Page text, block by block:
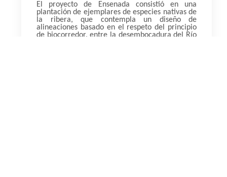
El proyecto de Ensenada consistió en una
plantación de ejemplares de especies nativas de
la ribera, que contempla un diseño de
alineaciones basado en el respeto del principio
de biocorredor, entre la desembocadura del Río